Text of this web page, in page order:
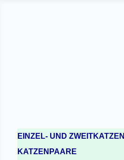
EINZEL- UND ZWEITKATZEN
KATZENPAARE